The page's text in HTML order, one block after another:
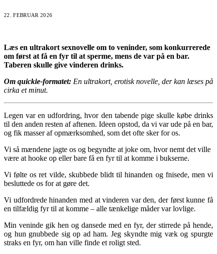
22. FEBRUAR 2026
Læs en ultrakort sexnovelle om to veninder, som konkurrerede
om først at få en fyr til at sperme, mens de var på en bar.
Taberen skulle give vinderen drinks.
Om quickie-formatet: En ultrakort, erotisk novelle, der kan læses på
cirka et minut.
Legen var en udfordring, hvor den tabende pige skulle købe drinks
til den anden resten af ​​aftenen. Ideen opstod, da vi var ude på en bar,
og fik masser af opmærksomhed, som det ofte sker for os.
Vi så mændene jagte os og begyndte at joke om, hvor nemt det ville
være at hooke op eller bare få en fyr til at komme i bukserne.
Vi følte os ret vilde, skubbede blidt til hinanden og fnisede, men vi
besluttede os for at gøre det.
Vi udfordrede hinanden med at vinderen var den, der først kunne få
en tilfældig fyr til at komme – alle tænkelige måder var lovlige.
Min veninde gik hen og dansede med en fyr, der stirrede på hende,
og hun gnubbede sig op ad ham. Jeg skyndte mig væk og spurgte
straks en fyr, om han ville finde et roligt sted.